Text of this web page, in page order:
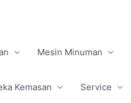
Mesin Minuman
Kemasan Service